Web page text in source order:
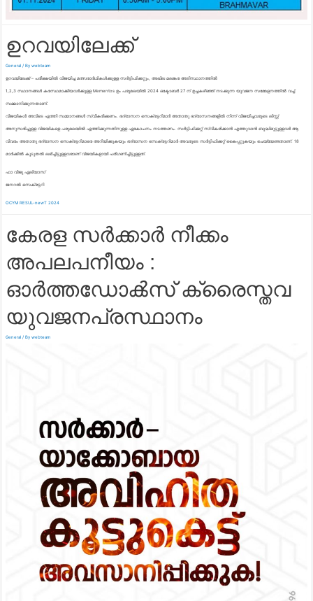
ഉറവയിലേക്ക്
General/ By webteam
ഉറവയിലേക്ക് – പരീക്ഷയിൽ വിജയിച്ച മത്സരാർഥികൾക്കുള്ള സർട്ടിഫിക്കറ്റും, അഖില മലങ്കര അടിസ്ഥാനത്തിൽ
1,2,3 സ്ഥാനങ്ങൾ കരസ്ഥമാക്കിയവർക്കുള്ള Mementos ഉം പരുമലയിൽ 2024 ഒക്ടോബർ 27 ന് ഉച്ചകഴിഞ്ഞ് നടക്കുന്ന യുവജന സമ്മേളനത്തിൽ വച്ച്
സമ്മാനിക്കുന്നതാണ്.
വിജയികൾ അവിടെ എത്തി സമ്മാനങ്ങൾ സ്വീകരിക്കണം. ഭദ്രാസന സെക്രട്ടറിമാർ അതാതു ഭദ്രാസനങ്ങളിൽ നിന്ന് വിജയിച്ചവരുടെ ലിസ്റ്റ്
അനുസരിച്ചുള്ള വിജയികളെ പരുമലയിൽ എത്തിക്കുന്നതിനുള്ള ഏകോപനം നടത്തണം. സർട്ടിഫിക്കറ്റ് സ്വീകരിക്കാൻ എത്തുവാൻ ബുദ്ധിമുട്ടുള്ളവർ ആ
വിവരം അതാതു ഭദ്രാസന സെക്രട്ടറിമാരെ അറിയിക്കുകയും ഭദ്രാസന സെക്രട്ടറിമാർ അവരുടെ സർട്ടിഫിക്കറ്റ് കൈപ്പറ്റുകയും ചെയ്യേണ്ടതാണ്. 18
മാർക്കിൽ കൂടുതൽ ലഭിച്ചിട്ടുള്ളവരാണ് വിജയികളായി പരിഗണിച്ചിട്ടുള്ളത്.
ഫാ വിജു ഏലിയാസ്
ജനറൽ സെക്രട്ടറി
OCYM RESUL-newT 2024
കേരള സർക്കാർ നീക്കം
അപലപനീയം :
ഓർത്തഡോൿസ്‌ ക്രൈസ്തവ
യുവജനപ്രസ്ഥാനം
General/ By webteam